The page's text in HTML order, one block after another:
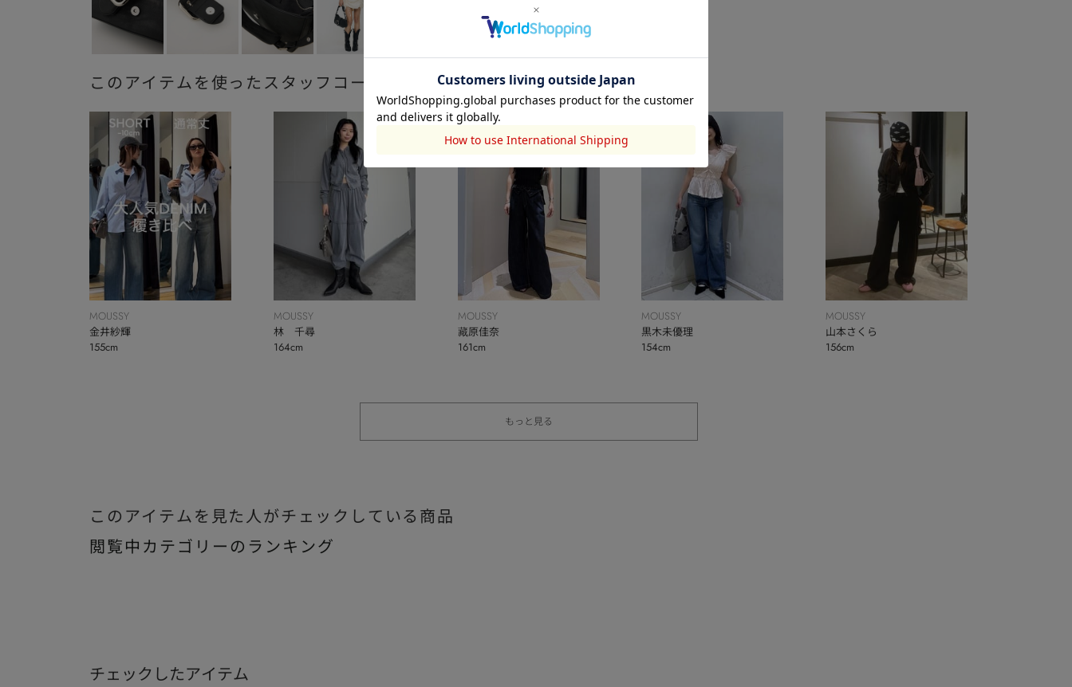
このアイテムを使ったスタッフコーディネート
MOUSSY
金井紗輝
155cm
MOUSSY
林 千尋
164cm
MOUSSY
藏原佳奈
161cm
MOUSSY
黒木未優理
154cm
MOUSSY
山本さくら
156cm
もっと見る
このアイテムを見た人がチェックしている商品
閲覧中カテゴリーのランキング
チェックしたアイテム